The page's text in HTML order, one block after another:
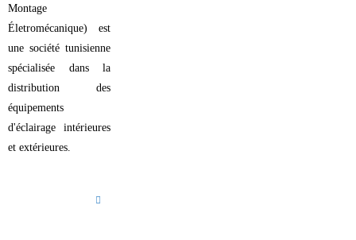
Montage
Életromécanique) est
une société tunisienne
spécialisée dans la
distribution des
équipements
d'éclairage intérieures
et extérieures.